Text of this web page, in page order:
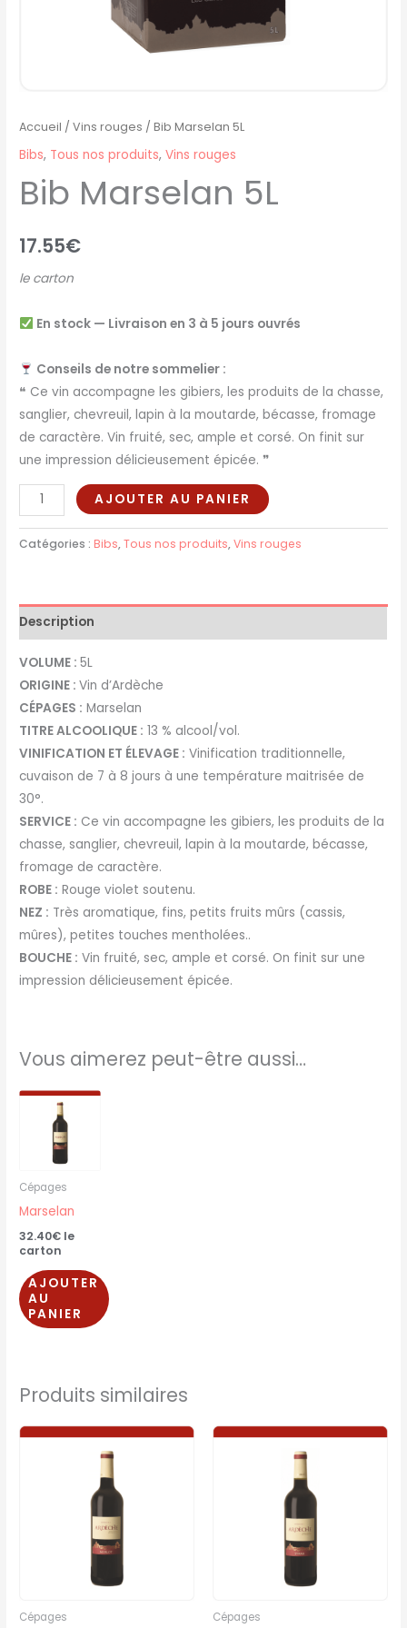
Accueil /Vins rouges / Bib Marselan 5L
Bibs, Tous nos produits,Vins rouges
Bib Marselan 5L
17.55€
le carton
En stock — Livraison en 3 à 5 jours ouvrés
Conseils de notre sommelier :
❝ Ce vin accompagne les gibiers, les produits de la chasse,
sanglier, chevreuil, lapin à la moutarde, bécasse, fromage
de caractère. Vin fruité, sec, ample et corsé. On finit sur
une impression délicieusement épicée. ❞
AJOUTER AU PANIER
Catégories : Bibs,Tous nos produits,Vins rouges
Description
VOLUME :5L
ORIGINE :Vin d’Ardèche
CÉPAGES : Marselan
TITRE ALCOOLIQUE : 13 % alcool/vol.
VINIFICATION ET ÉLEVAGE : Vinification traditionnelle,
cuvaison de 7 à 8 jours à une température maitrisée de
30°.
SERVICE : Ce vin accompagne les gibiers, les produits de la
chasse, sanglier, chevreuil, lapin à la moutarde, bécasse,
fromage de caractère.
ROBE : Rouge violet soutenu.
NEZ : Très aromatique, fins, petits fruits mûrs (cassis,
mûres), petites touches mentholées..
BOUCHE : Vin fruité, sec, ample et corsé. On finit sur une
impression délicieusement épicée.
Vous aimerez peut-être aussi…
Cépages
Marselan
32.40€ le
carton
AJOUTER
AU
PANIER
Produits similaires
Cépages Cépages